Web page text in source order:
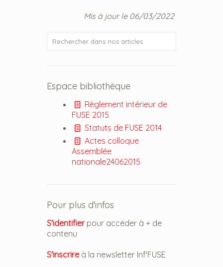
Mis à jour le 06/03/2022
Espace bibliothèque
Règlement intérieur de
FUSE 2015
Statuts de FUSE 2014
Actes colloque
Assemblée
nationale24062015
Pour plus d'infos
S'identifierpour accéder à + de
contenu
S'inscrireà la newsletter Inf'FUSE